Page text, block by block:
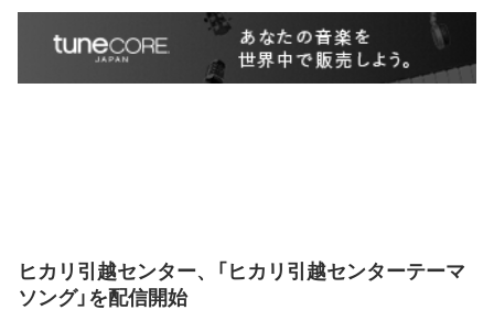
ヒカリ引越センター、「ヒカリ引越センターテーマ
ソング」を配信開始